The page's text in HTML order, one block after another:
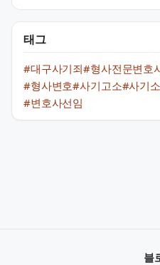
태그
#대구사기죄#형사전문변호
#형사변호#사기고소#사기
#변호사선임
블